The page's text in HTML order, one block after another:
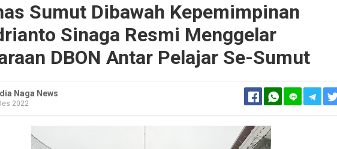
Sumut Dibawah Kepemimpinan
Sinaga Resmi Menggelar
DBON Antar Pelajar Se-Sumut
Naga News
2022